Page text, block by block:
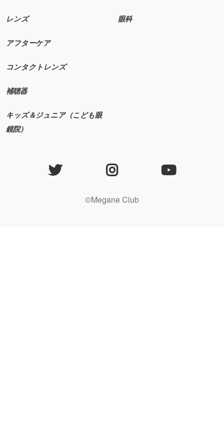
レンズ
アフターケア
コンタクトレンズ
補聴器
キッズ＆ジュニア（こども眼
鏡院）
眼科
©Megane Club